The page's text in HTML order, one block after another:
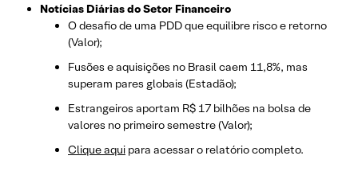
Notícias Diárias do Setor Financeiro
O desafio de uma PDD que equilibre risco e retorno
(Valor);
Fusões e aquisições no Brasil caem 11,8%, mas
superam pares globais (Estadão);
Estrangeiros aportam R$ 17 bilhões na bolsa de
valores no primeiro semestre (Valor);
Clique aqui para acessar o relatório completo.